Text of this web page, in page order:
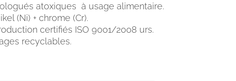
atoxiques à usage alimentaire.
(Ni) + chrome (Cr).
certifiés ISO 9001/2008 urs.
recyclables.